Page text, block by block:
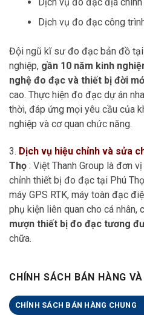
Dịch vụ đo đạc công
Đội ngũ kĩ sư đo đạc bản đồ tại
nghiệp, gần 10 năm kinh
nghệ đo đạc và thiết bị đời
cao. Thực hiện đo đạc dự án
thời, đáp ứng mọi yêu cầu của
nghiệp và cơ quan chức năng.
3. Dịch vụ hiệu chỉnh và sửa
Thọ : Việt Thanh Group là đơn
chỉnh thiết bị đo đạc tại Phú
máy GPS RTK, máy toàn đạc
phụ kiện liên quan cho cá nhân,
mượn thiết bị đo đạc tương
chữa.
CHÍNH SÁCH BÁN HÀNG
CHÍNH SÁCH BÁN HÀNG CHUNG